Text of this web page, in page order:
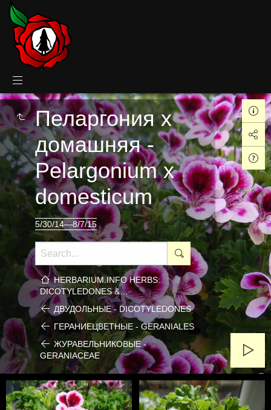
Пеларгония х
домашняя -
Pelargonium x
domesticum
5/30/14—8/7/15
HERBARIUM.INFO HERBS:
DICOTYLEDONES &…
ДВУДОЛЬНЫЕ - DICOTYLEDONES
ГЕРАНИЕЦВЕТНЫЕ - GERANIALES
ЖУРАВЕЛЬНИКОВЫЕ -
GERANIACEAE